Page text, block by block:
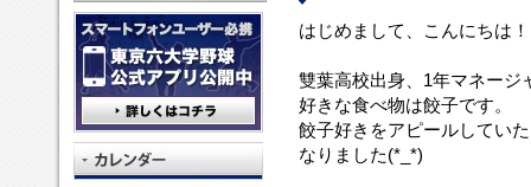
はじめまして、こんにちは！
雙葉高校出身、1年マネージ
好きな食べ物は餃子です。
餃子好きをアピールしてい
なりました(*_*)